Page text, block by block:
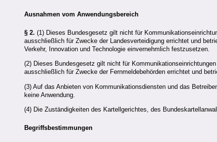
Ausnahmen vom Anwendungsbereich
§ 2. (1) Dieses Bundesgesetz gilt nicht für
ausschließlich für Zwecke der Landesverteidigung errichtet und
Verkehr, Innovation und Technologie einvernehmlich festzusetzen.
(2) Dieses Bundesgesetz gilt nicht für
ausschließlich für Zwecke der Fernmeldebehörden errichtet und
(3) Auf das Anbieten von Kommunikationsdiensten und das
keine Anwendung.
(4) Die Zuständigkeiten des Kartellgerichtes, des
Begriffsbestimmungen